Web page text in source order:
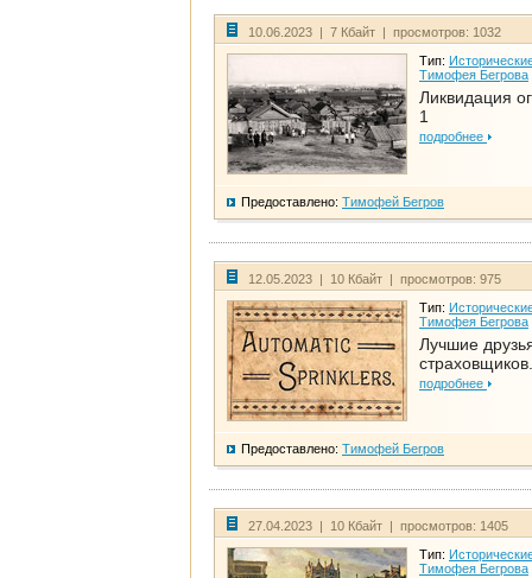
10.06.2023 | 7 Кбайт | просмотров: 1032
Тип:
Тимофея Бегрова
Ликвидация
1
подробнее
Предоставлено: Тимофей Бегров
12.05.2023 | 10 Кбайт | просмотров: 975
Тип:
Тимофея Бегрова
Лучшие
подробнее
Предоставлено: Тимофей Бегров
27.04.2023 | 10 Кбайт | просмотров: 1405
Тип:
Тимофея Бегрова